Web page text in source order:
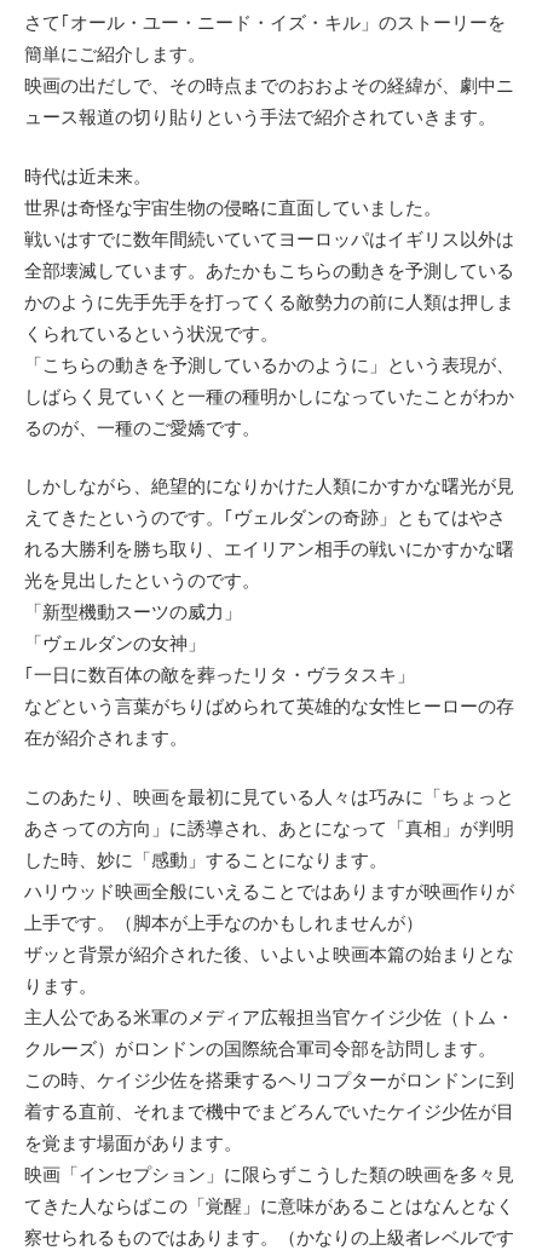
さて｢オール・ユー・ニード・イズ・キル」のストーリーを
簡単にご紹介します。
映画の出だしで、その時点までのおおよその経緯が、劇中ニ
ュース報道の切り貼りという手法で紹介されていきます。
時代は近未来。
世界は奇怪な宇宙生物の侵略に直面していました。
戦いはすでに数年間続いていてヨーロッパはイギリス以外は
全部壊滅しています。あたかもこちらの動きを予測している
かのように先手先手を打ってくる敵勢力の前に人類は押しま
くられているという状況です。
「こちらの動きを予測しているかのように」という表現が、
しばらく見ていくと一種の種明かしになっていたことがわか
るのが、一種のご愛嬌です。
しかしながら、絶望的になりかけた人類にかすかな曙光が見
えてきたというのです。｢ヴェルダンの奇跡」ともてはやさ
れる大勝利を勝ち取り、エイリアン相手の戦いにかすかな曙
光を見出したというのです。
「新型機動スーツの威力」
「ヴェルダンの女神」
｢一日に数百体の敵を葬ったリタ・ヴラタスキ」
などという言葉がちりばめられて英雄的な女性ヒーローの存
在が紹介されます。
このあたり、映画を最初に見ている人々は巧みに「ちょっと
あさっての方向」に誘導され、あとになって「真相」が判明
した時、妙に「感動」することになります。
ハリウッド映画全般にいえることではありますが映画作りが
上手です。（脚本が上手なのかもしれませんが）
ザッと背景が紹介された後、いよいよ映画本篇の始まりとな
ります。
主人公である米軍のメディア広報担当官ケイジ少佐（トム・
クルーズ）がロンドンの国際統合軍司令部を訪問します。
この時、ケイジ少佐を搭乗するヘリコプターがロンドンに到
着する直前、それまで機中でまどろんでいたケイジ少佐が目
を覚ます場面があります。
映画「インセプション」に限らずこうした類の映画を多々見
てきた人ならばこの「覚醒」に意味があることはなんとなく
察せられるものではあります。（かなりの上級者レベルです